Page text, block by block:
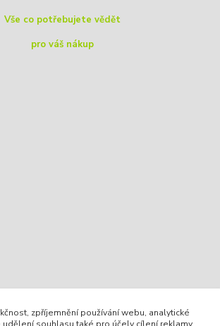
Vše co potřebujete vědět
pro váš nákup
349 302
zpříjemnění používání webu, analytické